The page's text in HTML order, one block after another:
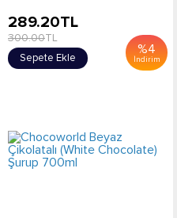
%4
İndirim
289.20TL
300.00TL
Sepete Ekle